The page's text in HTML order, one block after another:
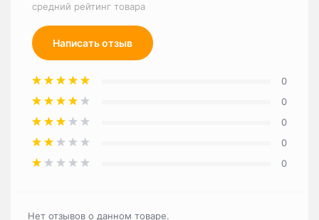
средний рейтинг товара
Написать отзыв
0
0
0
0
0
Нет отзывов о данном товаре.